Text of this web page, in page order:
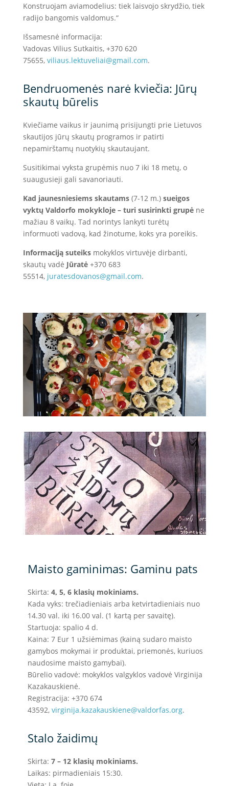
Konstruojam aviamodelius: tiek laisvojo skrydžio, tiek
radijo bangomis valdomus.“
Išsamesnė informacija:
Vadovas Vilius Sutkaitis, +370 620
75655, viliaus.lektuveliai@gmail.com.
Bendruomenės narė kviečia: Jūrų
skautų būrelis
Kviečiame vaikus ir jaunimą prisijungti prie Lietuvos
skautijos jūrų skautų programos ir patirti
nepamirštamų nuotykių skautaujant.
Susitikimai vyksta grupėmis nuo 7 iki 18 metų, o
suaugusieji gali savanoriauti.
Kad jaunesniesiems skautams (7-12 m.)sueigos
vyktų Valdorfo mokykloje – turi susirinkti grupė ne
mažiau 8 vaikų. Tad norintys lankyti turėtų
informuoti vadovą, kad žinotume, koks yra poreikis.
Informaciją suteiksmokyklos virtuvėje dirbanti,
skautų vadė Jūratė+370 683
55514, juratesdovanos@gmail.com.
Maisto gaminimas: Gaminu pats
Skirta: 4, 5, 6 klasių mokiniams.
Kada vyks: trečiadieniais arba ketvirtadieniais nuo
14.30 val. iki 16.00 val. (1 kartą per savaitę).
Startuoja: spalio 4 d.
Kaina: 7 Eur 1 užsiėmimas (kainą sudaro maisto
gamybos mokymai ir produktai, priemonės, kuriuos
naudosime maisto gamybai).
Būrelio vadovė: mokyklos valgyklos vadovė Virginija
Kazakauskienė.
Registracija: +370 674
43592, virginija.kazakauskiene@valdorfas.org.
Stalo žaidimų
Skirta: 7 – 12 klasių mokiniams.
Laikas: pirmadieniais 15:30.